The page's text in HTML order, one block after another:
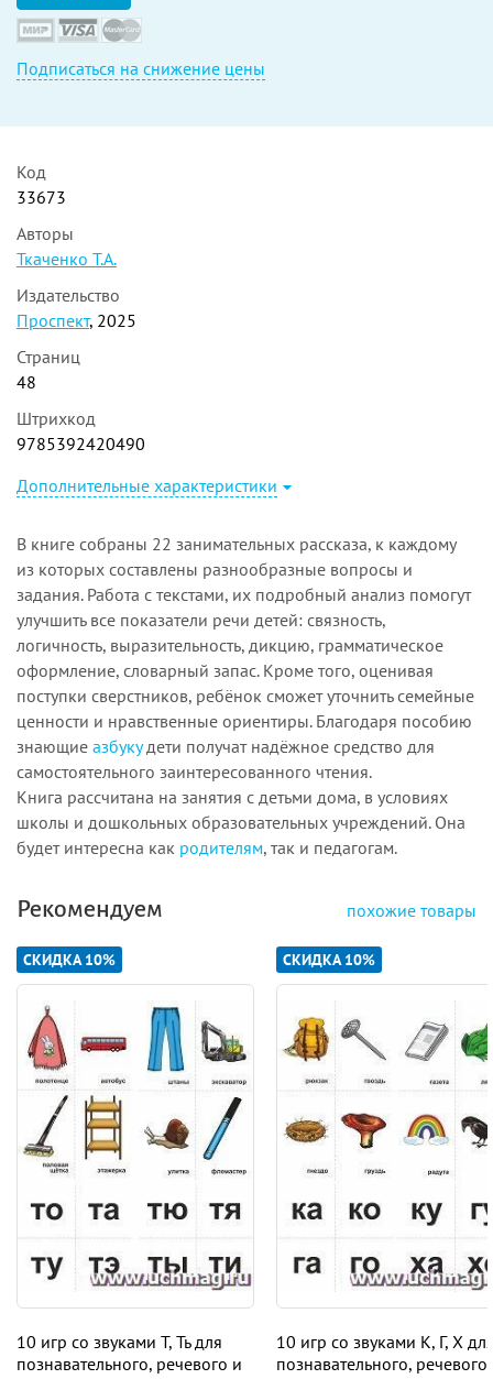
Подписаться на снижение цены
Код
33673
Авторы
Ткаченко Т.А.
Издательство
Проспект, 2025
Страниц
48
Штрихкод
9785392420490
Дополнительные характеристики
В книге собраны 22 занимательных рассказа, к каждому
из которых составлены разнообразные вопросы и
задания. Работа с текстами, их подробный анализ помогут
улучшить все показатели речи детей: связность,
логичность, выразительность, дикцию, грамматическое
оформление, словарный запас. Кроме того, оценивая
поступки сверстников, ребёнок сможет уточнить семейные
ценности и нравственные ориентиры. Благодаря пособию
знающие азбукудети получат надёжное средство для
самостоятельного заинтересованного чтения.
Книга рассчитана на занятия с детьми дома, в условиях
школы и дошкольных образовательных учреждений. Она
будет интересна как родителям, так и педагогам.
Рекомендуем похожие товары
СКИДКА 10%
10 игр со звуками Т, Ть для
познавательного, речевого и
СКИДКА 10%
10 игр со звуками К, Г, Х
познавательного, речевого